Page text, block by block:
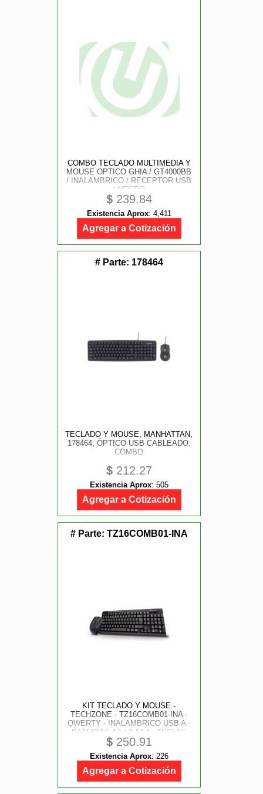
COMBO TECLADO MULTIMEDIA Y
MOUSE OPTICO GHIA / GT4000BB
/ INALAMBRICO / RECEPTOR USB
/ NEGRO
$ 239.84
Existencia Aprox: 4,411
Agregar a Cotización
# Parte: 178464
TECLADO Y MOUSE, MANHATTAN,
178464, ÓPTICO USB CABLEADO,
COMBO
$ 212.27
Existencia Aprox: 505
Agregar a Cotización
# Parte: TZ16COMB01-INA
KIT TECLADO Y MOUSE -
TECHZONE - TZ16COMB01-INA -
QWERTY - INALAMBRICO USB A -
BATERIAS AA / 2 AAA - TECLAS
105 - 2.4GHZ - 1600 DPIS - 3
BOTONES + SCROLL - NEGRO
$ 250.91
Existencia Aprox: 226
Agregar a Cotización